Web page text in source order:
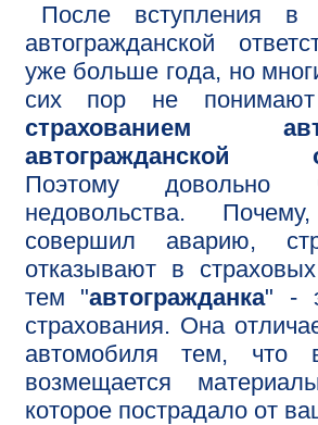
После вступления
автогражданской
уже больше года, но
сих пор не
страхованием
автогражданской
Поэтому довольно
недовольства.
совершил аварию,
отказывают в
тем "автогражданка" -
страхования. Она
автомобиля тем, что
возмещается
которое пострадало от